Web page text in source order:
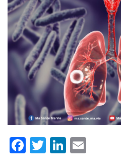
Facebook
TwitterLinkedIn